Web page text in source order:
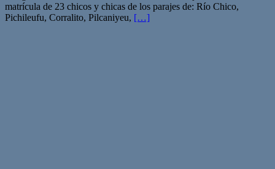
matrícula de 23 chicos y chicas de los parajes de: Río Chico,
Pichileufu, Corralito, Pilcaniyeu, […]